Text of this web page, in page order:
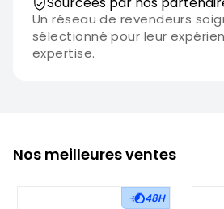
Un réseau de revendeurs
sélectionné pour leur
expertise.
Nos meilleures ventes
48H